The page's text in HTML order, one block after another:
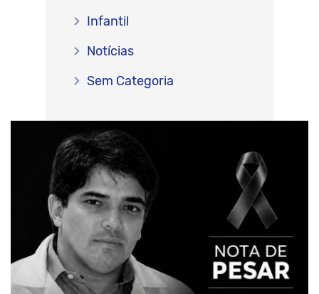
Infantil
Notícias
Sem Categoria